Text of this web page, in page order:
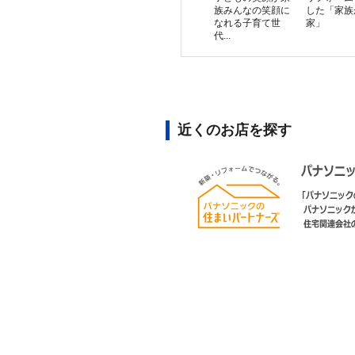
族みんなの笑顔に
なれる子育て世
代...
した「家
家」
近くのお店を探す